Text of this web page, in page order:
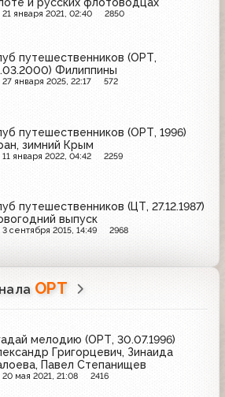
21 января 2021, 02:40 2850
путешественников (ОРТ,
Филиппины
27 января 2025, 22:17 572
путешественников (ОРТ, 1996)
зимний Крым
11 января 2022, 04:42 2259
путешественников (ЦТ, 27.12.1987)
выпуск
3 сентября 2015, 14:49 2968
ОРТ
мелодию (ОРТ, 30.07.1996)
Григорцевич, Зинаида
Павел Степанищев
20 мая 2021, 21:08 2416